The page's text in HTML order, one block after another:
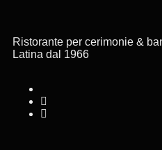
Ristorante per cerimonie &
Latina dal 1966